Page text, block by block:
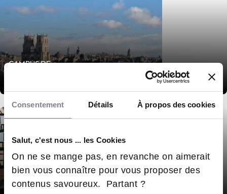
Consentement Détails À propos des cookies
Salut, c'est nous ... les Cookies
On ne se mange pas, en revanche on aimerait
bien vous connaître pour vous proposer des
contenus savoureux. Partant ?
CAMPUS DE